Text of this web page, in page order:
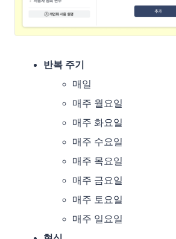
반복 주기
매일
매주 월요일
매주 화요일
매주 수요일
매주 목요일
매주 금요일
매주 토요일
매주 일요일